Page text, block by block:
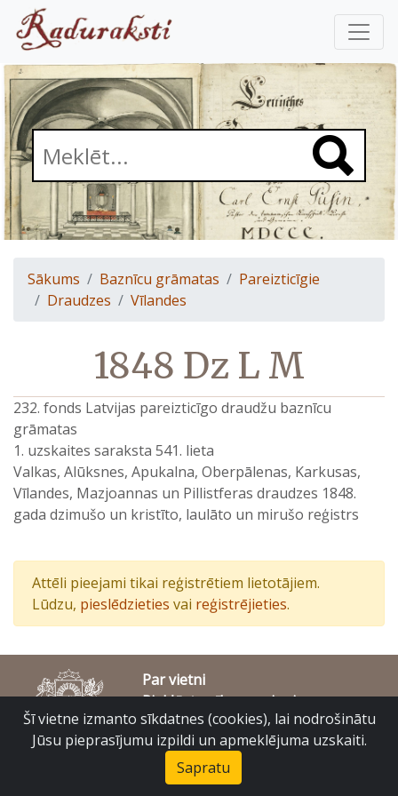
Sākums Baznīcu grāmatas
Pareizticīgie
Draudzes
Vīlandes
1848 Dz L M
232. fonds Latvijas pareizticīgo draudžu baznīcu
grāmatas
1. uzskaites saraksta 541. lieta
Valkas, Alūksnes, Apukalna, Oberpālenas, Karkusas,
Vīlandes, Mazjoannas un Pillistferas draudzes 1848.
gada dzimušo un kristīto, laulāto un mirušo reģistrs
Attēli pieejami tikai reģistrētiem lietotājiem.
Lūdzu, pieslēdzieties vai reģistrējieties.
Par vietni
Piekļūstamības paziņojums
© Latvijas Valsts vēstures arhīvs 2007-2026
Slokas iela 16, Rīga, LV – 1048
raduraksti@arhivi.gov.lv
Šī vietne izmanto sīkdatnes (cookies), lai nodrošinātu
Jūsu pieprasījumu izpildi un apmeklējuma uzskaiti.
Sapratu